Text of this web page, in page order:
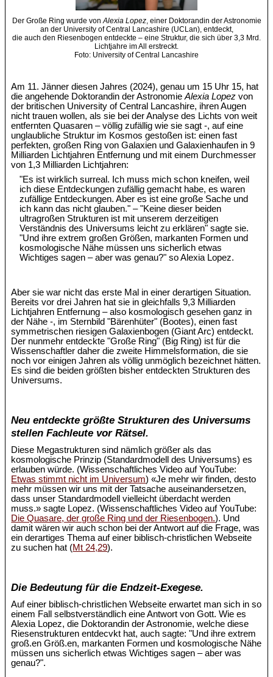
Der Große Ring wurde von Alexia Lopez, einer Doktorandin der Astronomie
an der University of Central Lancashire (UCLan), entdeckt,
die auch den Riesenbogen entdeckte – eine Struktur, die sich über 3,3 Mrd.
Lichtjahre im All erstreckt.
Foto: University of Central Lancashire
Am 11. Jänner diesen Jahres (2024), genau um 15 Uhr 15, hat
die angehende Doktorandin der AstronomieAlexia Lopez von
der britischen University of Central Lancashire, ihren Augen
nicht trauen wollen, als sie bei der Analyse des Lichts von weit
entfernten Quasaren – völlig zufällig wie sie sagt -, auf eine
unglaubliche Struktur im Kosmos gestoßen ist: einen fast
perfekten, großen Ring von Galaxien und Galaxienhaufen in 9
Milliarden Lichtjahren Entfernung und mit einem Durchmesser
von 1,3 Milliarden Lichtjahren:
"Es ist wirklich surreal. Ich muss mich schon kneifen, weil
ich diese Entdeckungen zufällig gemacht habe, es waren
zufällige Entdeckungen. Aber es ist eine große Sache und
ich kann das nicht glauben." – "Keine dieser beiden
ultragroßen Strukturen ist mit unserem derzeitigen
Verständnis des Universums leicht zu erklären" sagte sie.
"Und ihre extrem großen Größen, markanten Formen und
kosmologische Nähe müssen uns sicherlich etwas
Wichtiges sagen – aber was genau?" so Alexia Lopez.
Aber sie war nicht das erste Mal in einer derartigen Situation.
Bereits vor drei Jahren hat sie in gleichfalls 9,3 Milliarden
Lichtjahren Entfernung – also kosmologisch gesehen ganz in
der Nähe -, im Sternbild "Bärenhüter" (Bootes), einen fast
symmetrischen riesigen Galaxienbogen (Giant Arc) entdeckt.
Der nunmehr entdeckte "Große Ring" (Big Ring) ist für die
Wissenschaftler daher die zweite Himmelsformation, die sie
noch vor einigen Jahren als völlig unmöglich bezeichnet hätten.
Es sind die beiden größten bisher entdeckten Strukturen des
Universums.
Neu entdeckte größte Strukturen des Universums
stellen Fachleute vor Rätsel.
Diese Megastrukturen sind nämlich größer als das
kosmologische Prinzip (Standardmodell des Universums) es
erlauben würde. (Wissenschaftliches Video auf YouTube:
Etwas stimmt nicht im Universum) «Je mehr wir finden, desto
mehr müssen wir uns mit der Tatsache auseinandersetzen,
dass unser Standardmodell vielleicht überdacht werden
muss.» sagte Lopez. (Wissenschaftliches Video auf YouTube:
Die Quasare, der große Ring und der Riesenbogen.). Und
damit wären wir auch schon bei der Antwort auf die Frage, was
ein derartiges Thema auf einer biblisch-christlichen Webseite
zu suchen hat (Mt 24,29).
Die Bedeutung für die Endzeit-Exegese.
Auf einer biblisch-christlichen Webseite erwartet man sich in so
einem Fall selbstverständlich eine Antwort von Gott. Wie es
Alexia Lopez, die Doktorandin der Astronomie, welche diese
Riesenstrukturen entdecvkt hat, auch sagte: "Und ihre extrem
groß.en Größ.en, markanten Formen und kosmologische Nähe
müssen uns sicherlich etwas Wichtiges sagen – aber was
genau?".